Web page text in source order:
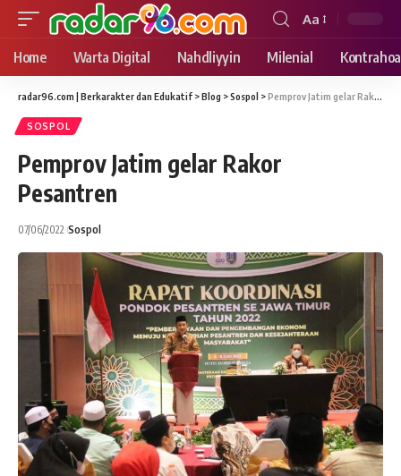
Font
Resizer
Aa
Home Warta Digital Nahdliyyin Milenial
radar96.com | Berkarakter dan Edukatif >Blog >Sospol >Pemprov Jatim gelar Rakor Pesantren
SOSPOL
Pemprov Jatim gelar Rakor
Pesantren
07/06/2022 Sospol